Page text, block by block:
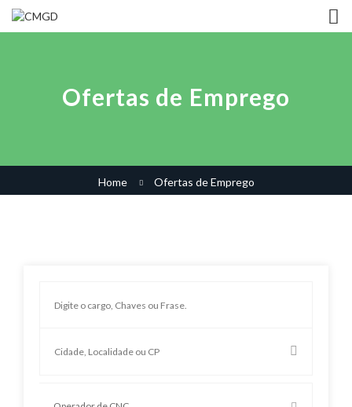
Ofertas de Emprego
Home Ofertas de Emprego